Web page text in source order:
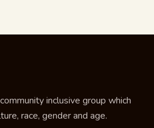
inclusive group which
race, gender and age.